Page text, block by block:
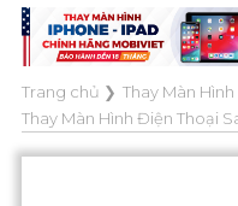
Trang chủ ❯ Thay Màn Hình
Thay Màn Hình Điện Thoại